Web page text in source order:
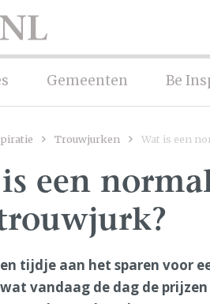
Gemeenten Be
Trouwjurken Wat is een
een
tijdje aan het sparen voor
vandaag de dag de